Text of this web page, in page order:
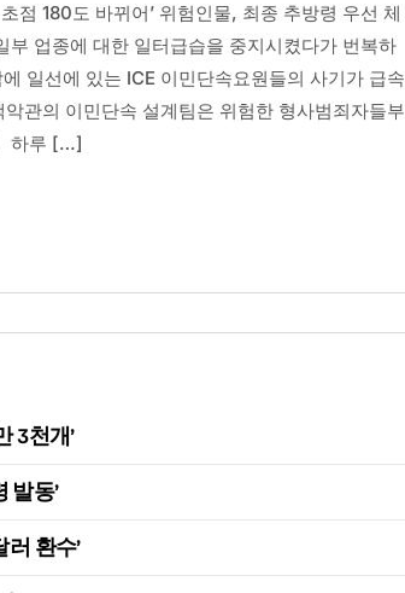
점 180도 바뀌어’ 위험인물, 최종 추방령 우선 체
업종에 대한 일터급습을 중지시켰다가 번복하
일선에 있는 ICE 이민단속요원들의 사기가 급속
관의 이민단속 설계팀은 위험한 형사범죄자들부
하루 […]
3천개’
발동’
환수’